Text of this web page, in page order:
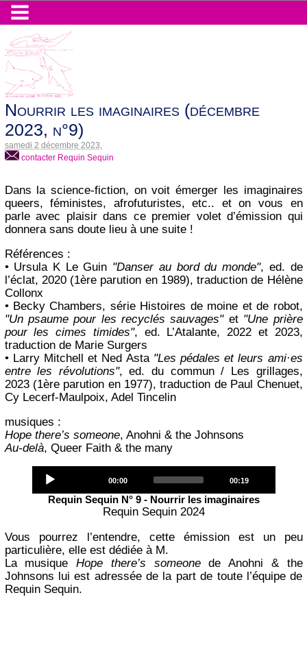
Nourrir les imaginaires (décembre
2023, n°9)
samedi 2 décembre 2023
contacter Requin Sequin
Dans la science-fiction, on voit émerger les imaginaires
queers, féministes, afrofuturistes, etc.. et on vous en
parle avec plaisir dans ce premier volet d’émission qui
donnera sans doute lieu à une suite !
Références :
• Ursula K Le Guin "Danser au bord du monde", ed. de
l’éclat, 2020 (1ère parution en 1989), traduction de Hélène
Collonx
• Becky Chambers, série Histoires de moine et de robot,
"Un psaume pour les recyclés sauvages"et "Une prière
pour les cimes timides", ed. L’Atalante, 2022 et 2023,
traduction de Marie Surgers
• Larry Mitchell et Ned Asta "Les pédales et leurs ami·es
entre les révolutions", ed. du commun / Les grillages,
2023 (1ère parution en 1977), traduction de Paul Chenuet,
Cy Lecerf-Maulpoix, Adel Tincelin
musiques :
Hope there’s someone, Anohni & the Johnsons
Au-delà, Queer Faith & the many
Player
Current
00:00
Total
00:19
Requin Sequin N° 9 - Nourrir les imaginaires
Requin Sequin 2024
Vous pourrez l’entendre, cette émission est un peu
particulière, elle est dédiée à M.
La musique Hope there’s someonede Anohni & the
Johnsons lui est adressée de la part de toute l’équipe de
Requin Sequin.